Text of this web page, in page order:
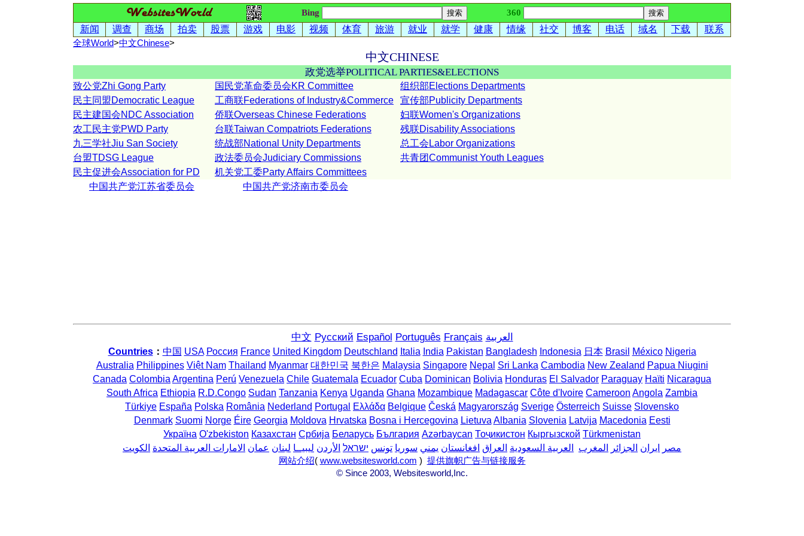
Bing 360
新闻 调查 商场 拍卖 股票 游戏 电影 视频 体育 旅游 就业 就学 健康 情缘 社交 博客 电话 域名 下载 联系
全球World>中文Chinese>
中文CHINESE
政党选举POLITICAL PARTIES&ELECTIONS
致公党Zhi Gong Party
民主同盟Democratic League
民主建国会NDC Association
农工民主党PWD Party
九三学社Jiu San Society
台盟TDSG League
民主促进会Association for PD
国民党革命委员会KR Committee
工商联Federations of Industry&Commerce
侨联Overseas Chinese Federations
台联Taiwan Compatriots Federations
统战部National Unity Departments
政法委员会Judiciary Commissions
机关党工委Party Affairs Committees
组织部Elections Departments
宣传部Publicity Departments
妇联Women's Organizations
残联Disability Associations
总工会Labor Organizations
共青团Communist Youth Leagues
中国共产党江苏省委员会 中国共产党济南市委员会
中文 Русский Español Português Français العربية
Countries： 中国 USA Россия France United Kingdom Deutschland Italia India Pakistan Bangladesh Indonesia 日本 Brasil México Nigeria
Australia Philippines Việt Nam Thailand Myanmar 대한민국 북한은 Malaysia Singapore Nepal Sri Lanka Cambodia New Zealand Papua Niugini
Canada Colombia Argentina Perú Venezuela Chile Guatemala Ecuador Cuba Dominican Bolivia Honduras El Salvador Paraguay Haïti Nicaragua
South Africa Ethiopia R.D.Congo Sudan Tanzania Kenya Uganda Ghana Mozambique Madagascar Côte d'Ivoire Cameroon Angola Zambia
Türkiye España Polska România Nederland Portugal Ελλάδα Belgique Česká Magyarország Sverige Österreich Suisse Slovensko
Denmark Suomi Norge Éire Georgia Moldova Hrvatska Bosna i Hercegovina Lietuva Albania Slovenia Latvija Macedonia Eesti
Україна O'zbekiston Казахстан Србија Беларусь България Azərbaycan Тоҷикистон Кыргызской Türkmenistan
مصر
ایران الجزائر المغرب العربية السعودية العراق افغانستان يمني سوريا تونس ישראל الأردن ليبيــا لبنان عمان الامارات العربية المتحدة الكويت
网站介绍( www.websitesworld.com ) 提供旗帜广告与链接服务
© Since 2003, Websitesworld,Inc.